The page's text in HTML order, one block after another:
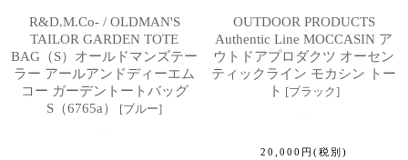
R&D.M.Co- / OLDMAN'S
TAILOR GARDEN TOTE
BAG（S）オールドマンズテー
ラー アールアンドディーエム
コー ガーデントートバッグ
S（6765a）
[ブルー]
OUTDOOR PRODUCTS
Authentic Line MOCCASIN ア
ウトドアプロダクツ オーセン
ティックライン モカシン トー
ト [ブラック]
20,000 円 (税別)